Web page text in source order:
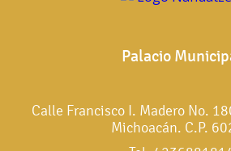
Palacio
Calle Francisco I. Madero No.
Michoacán. C.P.